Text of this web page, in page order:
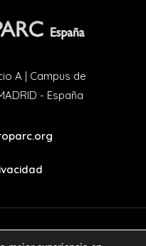
A | Campus de
- España